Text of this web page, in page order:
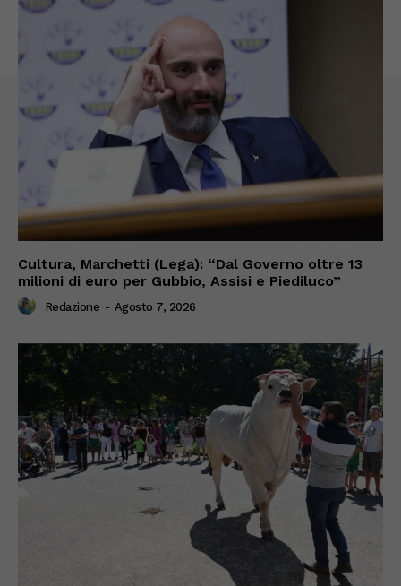
Cultura, Marchetti (Lega): “Dal Governo oltre 13
milioni di euro per Gubbio, Assisi e Piediluco”
Redazione - Agosto 7, 2026